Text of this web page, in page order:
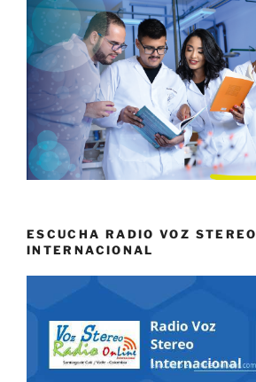
ESCUCHA RADIO VOZ STEREO
INTERNACIONAL